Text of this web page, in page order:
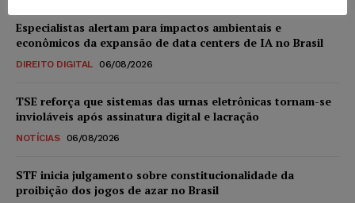
Especialistas alertam para impactos ambientais e
econômicos da expansão de data centers de IA no Brasil
DIREITO DIGITAL 06/08/2026
TSE reforça que sistemas das urnas eletrônicas tornam-se
invioláveis após assinatura digital e lacração
NOTÍCIAS 06/08/2026
STF inicia julgamento sobre constitucionalidade da
proibição dos jogos de azar no Brasil